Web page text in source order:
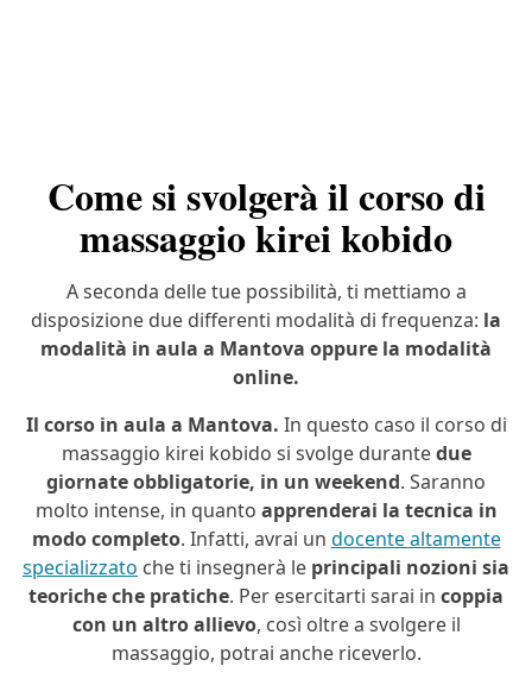
Come si svolgerà il corso di
massaggio kirei kobido
A seconda delle tue possibilità, ti mettiamo a
disposizione due differenti modalità di frequenza: la
modalità in aula a Mantova oppure la modalità
online.
Il corso in aula a Mantova. In questo caso il corso di
massaggio kirei kobido si svolge durantedue
giornate obbligatorie, in un weekend. Saranno
molto intense, in quanto apprenderai la tecnica in
modo completo. Infatti, avrai un docente altamente
specializzato che ti insegnerà le principali nozioni sia
teoriche che pratiche. Per esercitarti sarai in coppia
con un altro allievo, così oltre a svolgere il
massaggio, potrai anche riceverlo.